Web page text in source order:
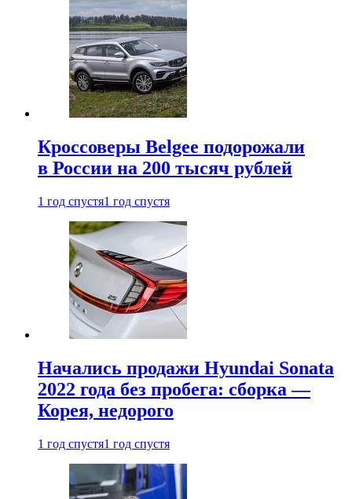
Кроссоверы Belgee подорожали
в России на 200 тысяч рублей
1 год спустя1 год спустя
Начались продажи Hyundai Sonata
2022 года без пробега: сборка —
Корея, недорого
1 год спустя1 год спустя